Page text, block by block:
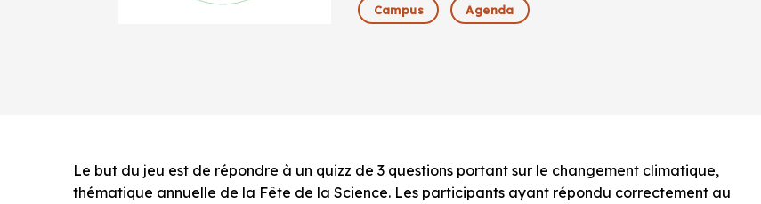
Campus Agenda
Le but du jeu est de répondre à un quizz de 3 questions portant sur le changement climatique,
thématique annuelle de la Fête de la Science. Les participants ayant répondu correctement au